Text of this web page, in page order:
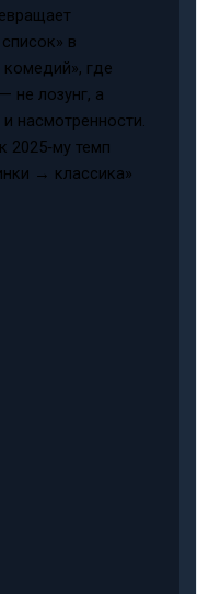
в
где
не лозунг, а
и насмотренности.
2025‑му темп
→ классика»